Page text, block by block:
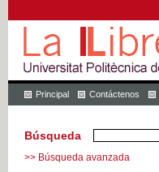
Principal Contáctenos
Búsqueda
>> Búsqueda avanzada